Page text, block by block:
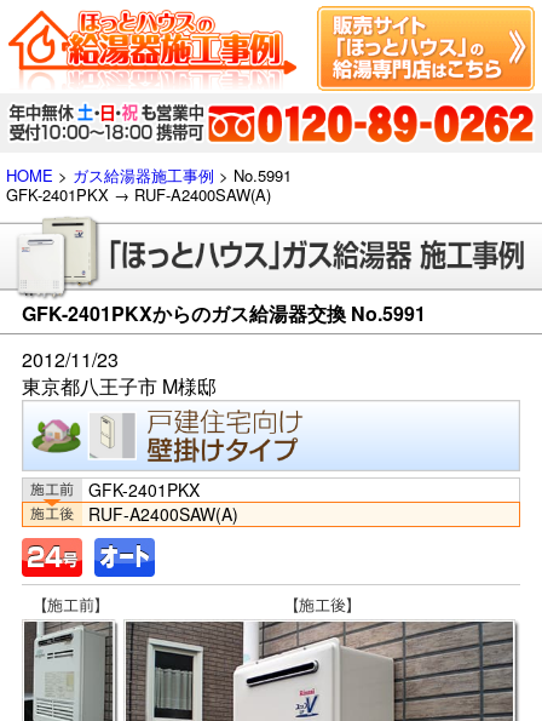
HOME > ガス給湯器施工事例 > No.5991
GFK-2401PKX → RUF-A2400SAW(A)
GFK-2401PKXからのガス給湯器交換 No.5991
2012/11/23
東京都八王子市 M様邸
GFK-2401PKX
RUF-A2400SAW(A)